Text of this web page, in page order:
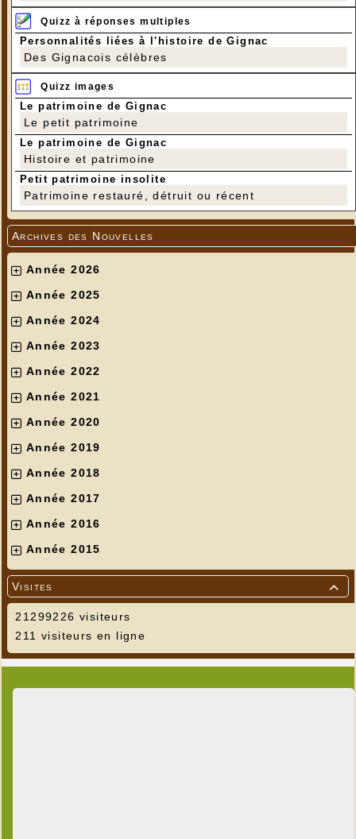
Quizz à réponses multiples
Personnalités liées à l'histoire de Gignac
Des Gignacois célèbres
Quizz images
Le patrimoine de Gignac
Le petit patrimoine
Le patrimoine de Gignac
Histoire et patrimoine
Petit patrimoine insolite
Patrimoine restauré, détruit ou récent
Archives des Nouvelles
Année 2026
Année 2025
Année 2024
Année 2023
Année 2022
Année 2021
Année 2020
Année 2019
Année 2018
Année 2017
Année 2016
Année 2015

Visites
21299226 visiteurs
211 visiteurs en ligne